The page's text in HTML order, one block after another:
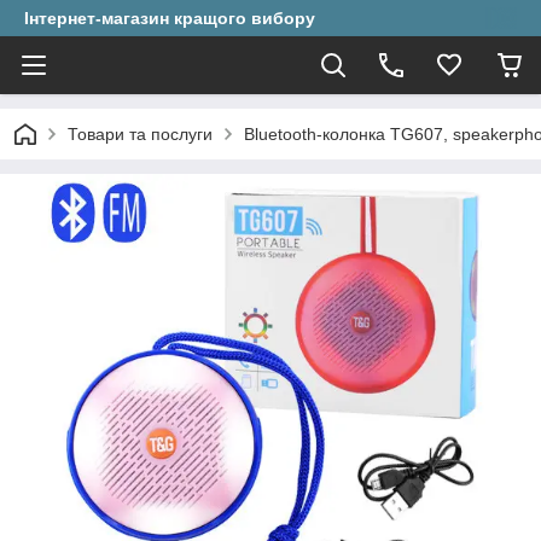
Інтернет-магазин кращого вибору
Товари та послуги Bluetooth-колонка TG607,